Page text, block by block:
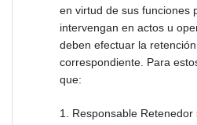
en virtud de sus funciones
intervengan en actos u
deben efectuar la
correspondiente. Para
que:
1. Responsable